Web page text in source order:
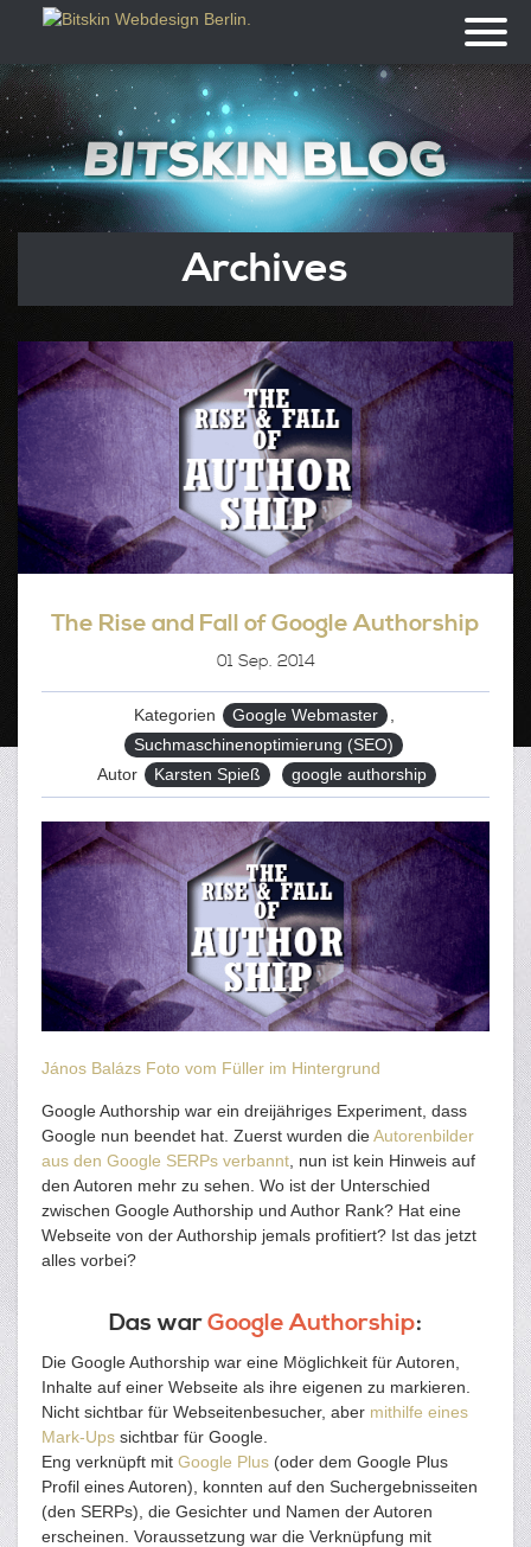
Archives
The Rise and Fall of Google Authorship
01 Sep. 2014
Kategorien Google Webmaster
Suchmaschinenoptimierung (SEO)
Autor
Karsten Spieß Tags
google authorship
János Balázs Foto vom Füller im Hintergrund
Google Authorship war ein dreijähriges Experiment, dass
Google nun beendet hat. Zuerst wurden dieAutorenbilder
aus den Google SERPs verbannt , nun ist kein Hinweis auf
den Autoren mehr zu sehen. Wo ist der Unterschied
zwischen Google Authorship und Author Rank? Hat eine
Webseite von der Authorship jemals profitiert? Ist das jetzt
alles vorbei?
Das warGoogle Authorship:
Die Google Authorship war eine Möglichkeit für Autoren,
Inhalte auf einer Webseite als ihre eigenen zu markieren.
Nicht sichtbar für Webseitenbesucher, aber mithilfe eines
Mark-Ups sichtbar für Google.
Eng verknüpft mit Google Plus (oder dem Google Plus
Profil eines Autoren), konnten auf den Suchergebnisseiten
(den SERPs), die Gesichter und Namen der Autoren
erscheinen. Voraussetzung war die Verknüpfung mit